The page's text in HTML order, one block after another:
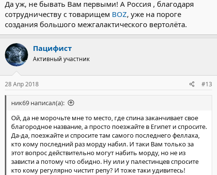
Да уж, не бывать Вам первыми! А Россия , благодаря
сотрудничеству с товарищем BOZ, уже на пороге
создания большого межгалактического вертолёта.
Пацифист
Активный участник
28 Апр 2018 #13
ник69 написал(а):
Ой, да не морочьте мне то место, где спина заканчивает свое
благородное название, а просто поезжайте в Египет и спросите.
Да-да, поезжайте и спросите там самого последнего феллаха,
кто кому последний раз морду набил. И таки Вам только за
этот вопрос действительно могут набить морду, но не из
зависти а потому что обидно. Ну или у палестинцев спросите
кто кому регулярно чистит репу? И тоже таки удивитесь!